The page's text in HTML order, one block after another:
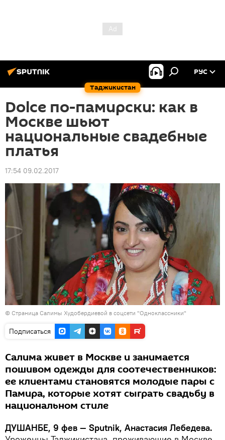
Таджикистан
РУС
Dolce по-памирски: как в
Москве шьют
национальные свадебные
платья
17:54 09.02.2017
© Страница Салимы Худобердиевой в соцсети "Одноклассники"
Подписаться
Салима живет в Москве и занимается
пошивом одежды для соотечественников:
ее клиентами становятся молодые пары с
Памира, которые хотят сыграть свадьбу в
национальном стиле
ДУШАНБЕ, 9 фев — Sputnik, Анастасия Лебедева.